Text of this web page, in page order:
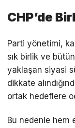
CHP’de
Parti yönetimi,
sık birlik ve
yaklaşan siyasi
dikkate
ortak hedeflere
Bu nedenle hem